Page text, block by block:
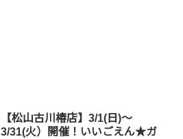
【松山古川椿店】3/1(日)～
3/31(火）開催！いいごえん★ガ